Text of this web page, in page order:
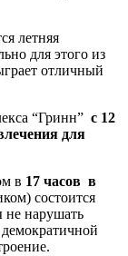
летняя
для этого из
отличный
“Гринн” с 12
для
в 17 часов в
состоится
не нарушать